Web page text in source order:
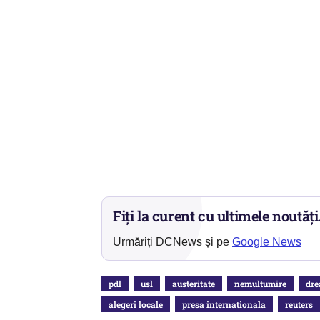
Fiți la curent cu ultimele
Urmăriți DCNews și pe Google News
pdl usl austeritate nemultumire
alegeri locale
presa internationala reuters